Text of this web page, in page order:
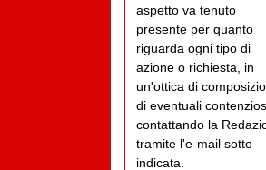
aspetto va tenuto
presente per quanto
riguarda ogni tipo di
azione o richiesta, in
un'ottica di
di eventuali
contattando la
tramite l'e-mail sotto
indicata.